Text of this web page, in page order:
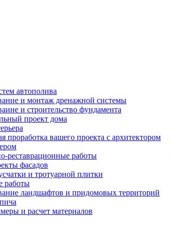
автополива
и монтаж дренажной системы
и строительство фундамента
проект дома
проработка вашего проекта с архитектором
реставрационные работы
фасадов
и тротуарной плитки
работы
ландшафтов и придомовых территорий
и расчет материалов